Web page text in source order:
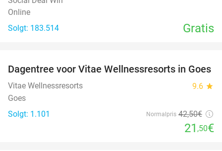
Online
Solgt: 183.514
Gratis
49%
Dagentree voor Vitae Wellnessresorts in Goes
Vitae Wellnessresorts 9.6 star
Goes
Solgt: 1.101
Normalpris 42,50€
21 ,50€